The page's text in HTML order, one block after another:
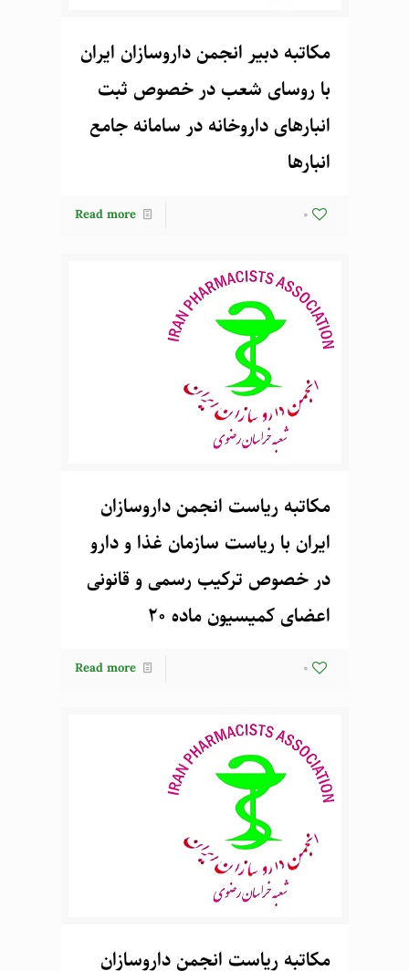
مکاتبه دبیر انجمن داروسازان ایران
با روسای شعب در خصوص ثبت
انبارهای داروخانه در سامانه جامع
انبارها
0
Read more
مکاتبه ریاست انجمن داروسازان
ایران با ریاست سازمان غذا و دارو
در خصوص ترکیب رسمی و قانونی
اعضای کمیسیون ماده 20
0
Read more
مکاتبه ریاست انجمن داروسازان